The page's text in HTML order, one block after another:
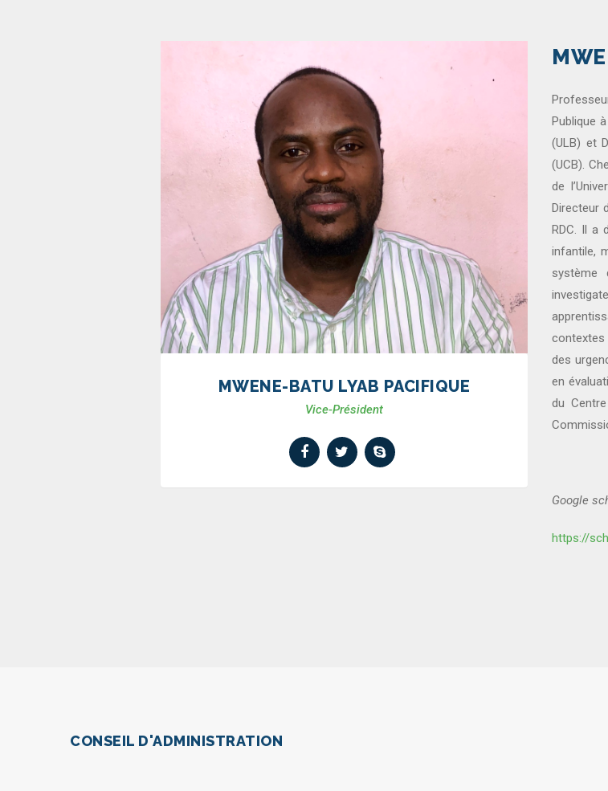
MWENE-BATU LYAB PACIFIQUE
Vice-Président
Publique
(ULB) et
(UCB).
de
Directeur
RDC. Il a
infantile,
contextes
des
en
du
Google
https://
CONSEIL D'ADMINISTRATION